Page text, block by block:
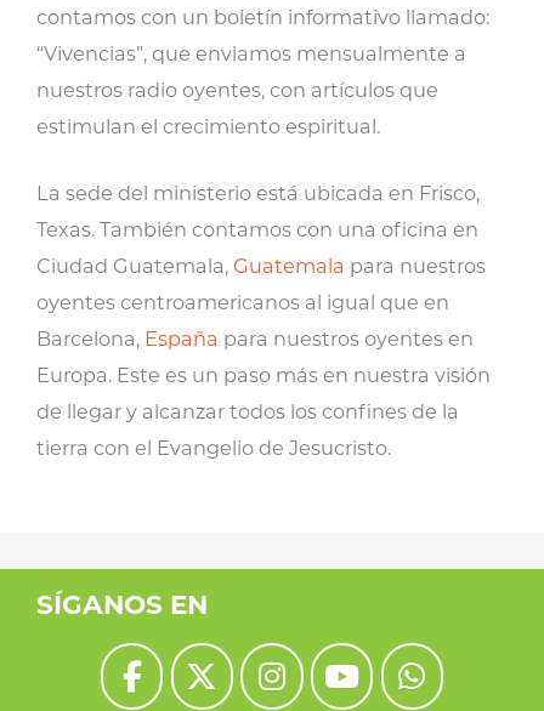
contamos con un boletín informativo llamado:
“Vivencias”, que enviamos mensualmente a
nuestros radio oyentes, con artículos que
estimulan el crecimiento espiritual.
La sede del ministerio está ubicada en Frisco,
Texas. También contamos con una oficina en
Ciudad Guatemala, Guatemala para nuestros
oyentes centroamericanos al igual que en
Barcelona, España para nuestros oyentes en
Europa. Este es un paso más en nuestra visión
de llegar y alcanzar todos los confines de la
tierra con el Evangelio de Jesucristo.
SÍGANOS EN